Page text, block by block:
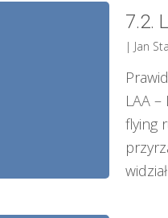
7.2.
| Jan
LAA
flying